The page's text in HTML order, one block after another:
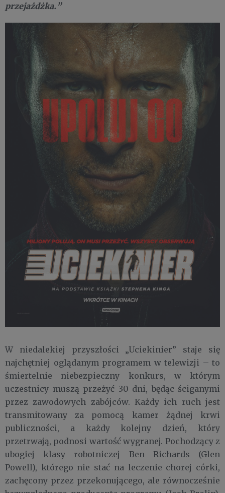
przejażdżka.”
W niedalekiej przyszłości „Uciekinier” staje się
najchętniej oglądanym programem w telewizji – to
śmiertelnie niebezpieczny konkurs, w którym
uczestnicy muszą przeżyć 30 dni, będąc ściganymi
przez zawodowych zabójców. Każdy ich ruch jest
transmitowany za pomocą kamer żądnej krwi
publiczności, a każdy kolejny dzień, który
przetrwają, podnosi wartość wygranej. Pochodzący z
ubogiej klasy robotniczej Ben Richards (Glen
Powell), którego nie stać na leczenie chorej córki,
zachęcony przez przekonującego, ale równocześnie